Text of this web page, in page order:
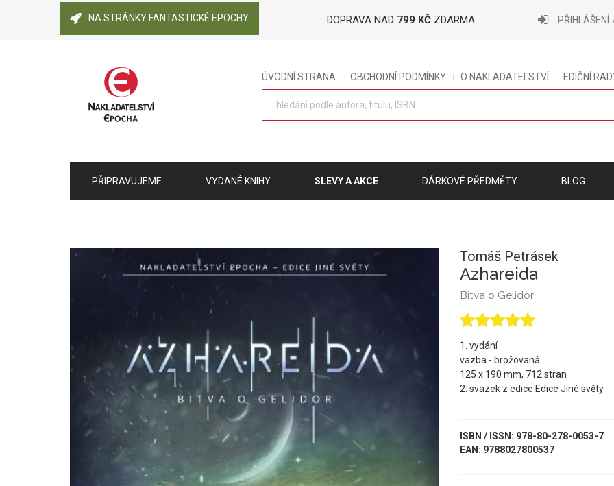
NA STRÁNKY FANTASTICKÉ EPOCHY DOPRAVA NAD 799 KČ ZDARMA PŘIHLÁŠENÍ
ÚVODNÍ STRANA OBCHODNÍ PODMÍNKY O NAKLADATELSTVÍ EDIČNÍ
PŘIPRAVUJEME VYDANÉ KNIHY SLEVY A AKCE DÁRKOVÉ PŘEDMĚTY BLOG
Tomáš Petrásek
Azhareida
Bitva o Gelidor
1. vydání
vazba - brožovaná
125 x 190 mm, 712 stran
2. svazek z edice Edice Jiné světy
ISBN / ISSN: 978-80-278-0053-7
EAN: 9788027800537